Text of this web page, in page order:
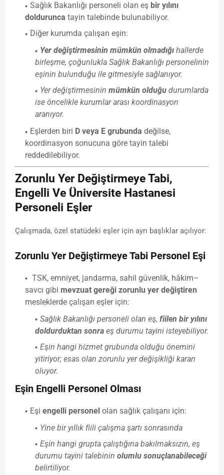
Sağlık Bakanlığı personeli olan eş bir yılını
doldurunca tayin talebinde bulunabiliyor.
Diğer kurumda çalışan eşin:
Yer değiştirmesinin mümkün olmadığı hallerde
birleşme, çoğunlukla Sağlık Bakanlığı personelinin
eşinin bulunduğu ile gitmesiyle sağlanıyor.
Yer değiştirmesinin mümkün olduğu durumlarda
ise öncelikle kurumlar arası koordinasyon
aranıyor.
Eşlerden biri D veya E grubunda değilse,
koordinasyon sonucuna göre tayin talebi
reddedilebiliyor.
Zorunlu Yer Değiştirmeye Tabi,
Engelli Ve Üniversite Hastanesi
Personeli Eşler
Çalışmada, özel statüdeki eşler için ayrı başlıklar açılıyor:
Zorunlu Yer Değiştirmeye Tabi Personel Eşi
TSK, emniyet, jandarma, sahil güvenlik, hâkim–
savcı gibi mevzuat gereği zorunlu yer değiştiren
mesleklerde çalışan eşler için:
Sağlık Bakanlığı personeli olan eş, fiilen bir yılını
doldurduktan sonra eş durumu tayini isteyebiliyor.
Eşin hangi hizmet grubunda olduğu önemini
yitiriyor; esas olan zorunlu yer değişikliği kararı
oluyor.
Eşin Engelli Personel Olması
Eşi engelli personel olan sağlık çalışanı için:
Yine bir yıllık fiili çalışma şartı sonrasında
Eşin hangi grupta çalıştığına bakılmaksızın, eş
durumu tayini talebinin olumlu sonuçlanabileceği
belirtiliyor.